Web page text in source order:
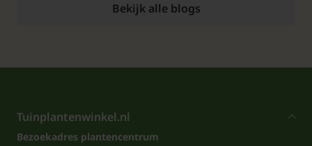
Bekijk alle blogs
Tuinplantenwinkel.nl
Bezoekadres plantencentrum